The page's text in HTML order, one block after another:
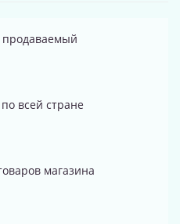
продаваемый
всей стране
магазина